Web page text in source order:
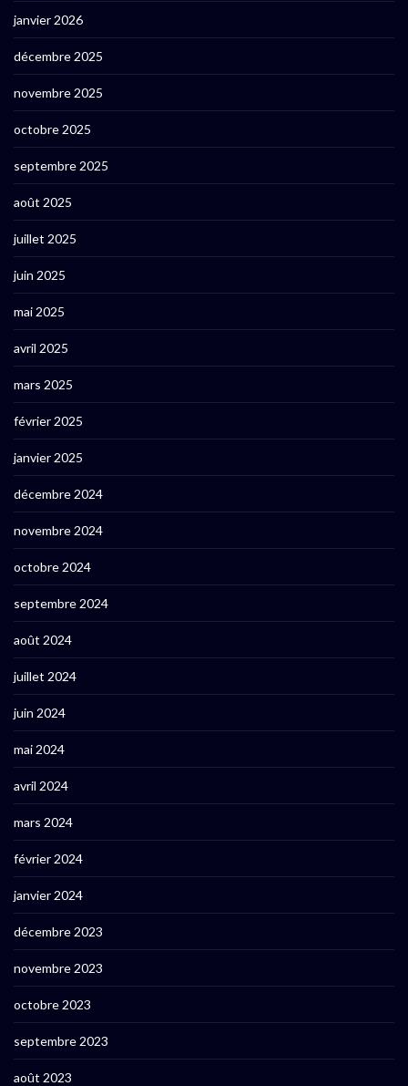
janvier 2026
décembre 2025
novembre 2025
octobre 2025
septembre 2025
août 2025
juillet 2025
juin 2025
mai 2025
avril 2025
mars 2025
février 2025
janvier 2025
décembre 2024
novembre 2024
octobre 2024
septembre 2024
août 2024
juillet 2024
juin 2024
mai 2024
avril 2024
mars 2024
février 2024
janvier 2024
décembre 2023
novembre 2023
octobre 2023
septembre 2023
août 2023